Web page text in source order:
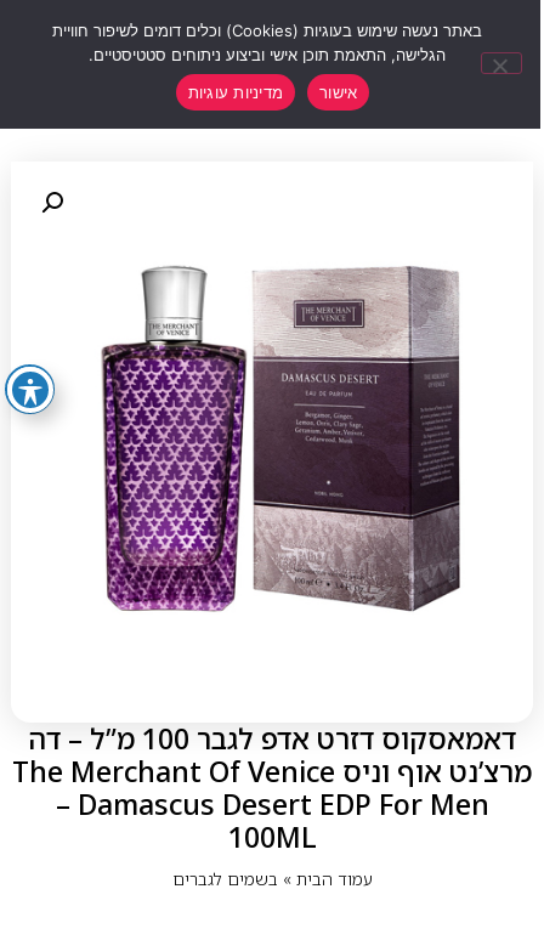
דאמאסקוס דזרט אדפ לגבר 100 מ”ל – דה
מרצ’נט אוף וניס The Merchant Of Venice
– Damascus Desert EDP For Men
100ML
עמוד הבית» בשמים לגברים
באתר נעשה שימוש בעוגיות (Cookies) וכלים דומים לשיפור חוויית
הגלישה, התאמת תוכן אישי וביצוע ניתוחים סטטיסטיים.
אישור
מדיניות עוגיות